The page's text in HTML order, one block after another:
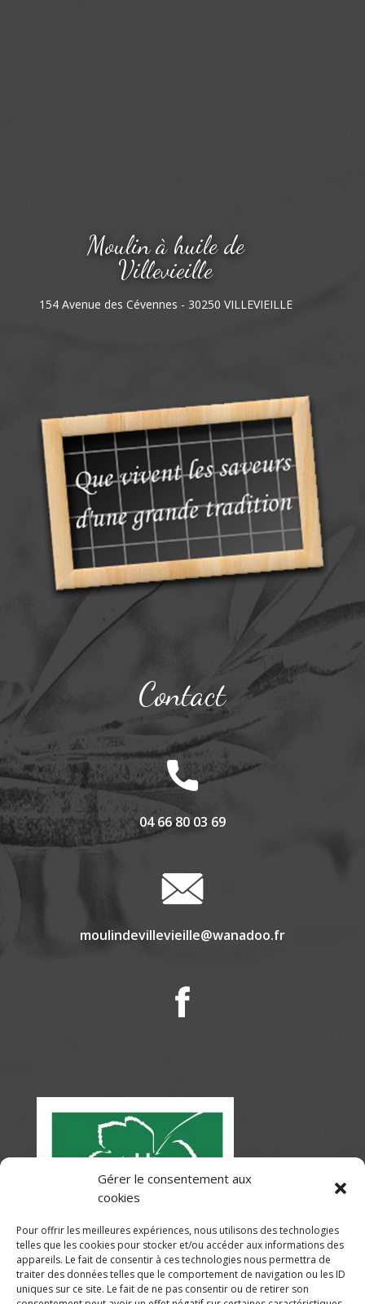
Gérer le consentement aux
cookies
Pour offrir les meilleures expériences, nous utilisons des technologies
telles que les cookies pour stocker et/ou accéder aux informations des
appareils. Le fait de consentir à ces technologies nous permettra de
traiter des données telles que le comportement de navigation ou les ID
uniques sur ce site. Le fait de ne pas consentir ou de retirer son
Moulin à huile de
Villevieille
154 Avenue des Cévennes - 30250 VILLEVIEILLE
Contact
04 66 80 03 69
moulindevillevieille@wanadoo.fr